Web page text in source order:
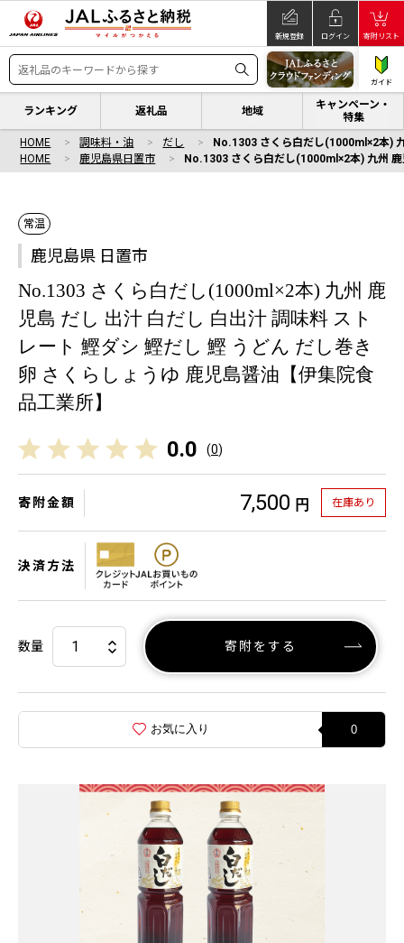
新規登録 ログイン 寄附リスト
ガイド
ランキング 返礼品 地域
キャンペーン・
特集
HOME 調味料・油 だし
No.1303 さくら白だし(1000ml×2本)
HOME
鹿児島県日置市 No.1303 さくら白だし(1000ml×2本) 九州
常温
鹿児島県 日置市
No.1303 さくら白だし(1000ml×2本) 九州 鹿
児島 だし 出汁 白だし 白出汁 調味料 スト
レート 鰹ダシ 鰹だし 鰹 うどん だし巻き
卵 さくらしょうゆ 鹿児島醤油【伊集院食
品工業所】
0.0 (0)
寄附金額 7,500 円 在庫あり
決済方法
数量 寄附をする
お気に入り 0